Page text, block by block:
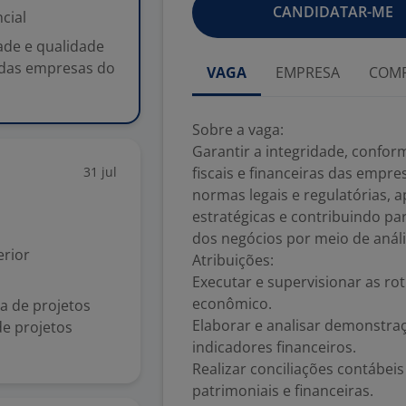
e qualidade
empresas do
31 jul
de projetos
projetos
CANDIDATAR-ME
VAGA EMPRESA
Sobre a vaga:
Garantir a integridade,
fiscais e financeiras das
normas legais e regulatórias,
estratégicas e contribuindo
dos negócios por meio de
Atribuições:
Executar e supervisionar as
econômico.
Elaborar e analisar
indicadores financeiros.
Realizar conciliações
patrimoniais e financeiras.